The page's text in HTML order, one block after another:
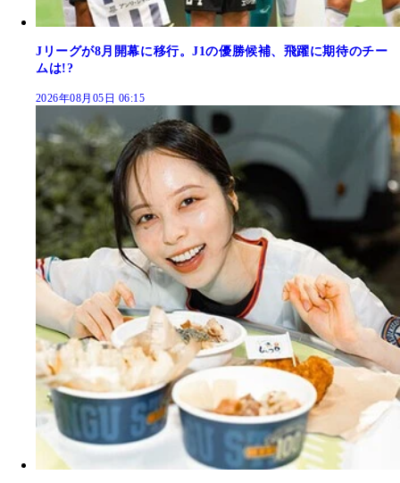
Jリーグが8月開幕に移行。J1の優勝候補、飛躍に期待のチー
ムは!?
2026年08月05日 06:15